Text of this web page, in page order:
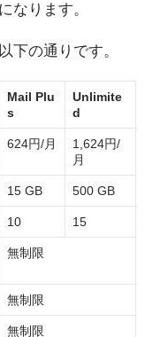
なります。
下の通りです。
Mail Plu
s
Unlimite
d
624円/月
1,624円/
月
15 GB 500 GB
10 15
無制限
無制限
無制限